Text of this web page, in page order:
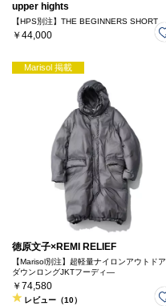
upper hights
【HPS別注】THE BEGINNERS SHORT
￥44,000
Marisol 掲載
徳原文子×REMI RELIEF
【Marisol別注】超軽量ナイロンアウトドア
ダウンロングJKTフーディ―
￥74,580
レビュー（10）